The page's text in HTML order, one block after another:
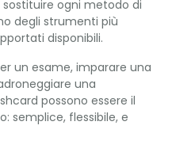
ogni metodo di
degli strumenti più
disponibili.
un esame, imparare una
una
possono essere il
semplice, flessibile, e